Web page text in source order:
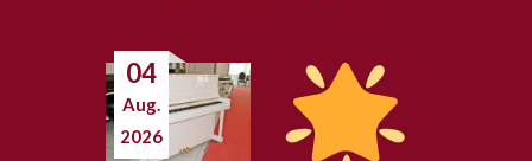
04
Aug.
2026